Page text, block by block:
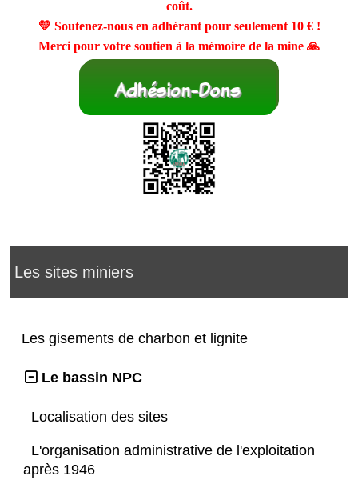
coût.
💛 Soutenez-nous en adhérant pour seulement 10 €!
Merci pour votre soutien à la mémoire de la mine 🙏
Les sites miniers
Les gisements de charbon et lignite
Le bassin NPC
Localisation des sites
L'organisation administrative de l'exploitation
après 1946